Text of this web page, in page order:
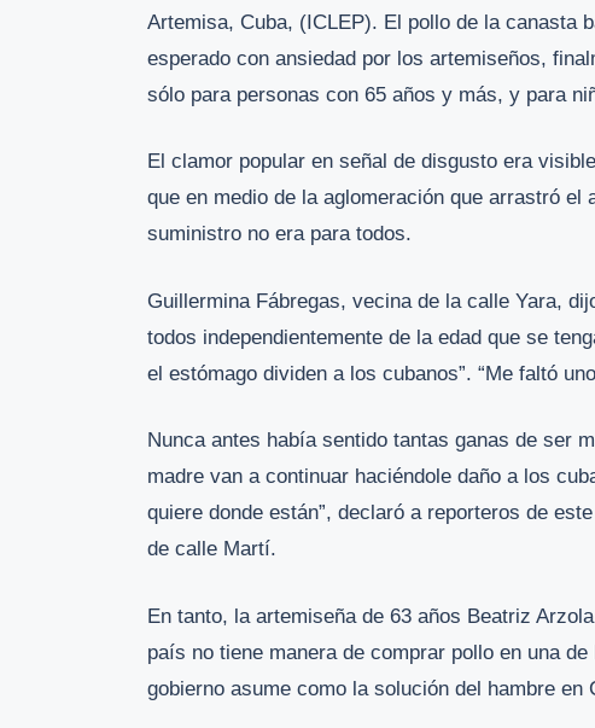
Artemisa, Cuba, (ICLEP). El pollo de la canasta
esperado con ansiedad por los artemiseños,
sólo para personas con 65 años y más, y para
El clamor popular en señal de disgusto era
que en medio de la aglomeración que arrastró
suministro no era para todos.
Guillermina Fábregas, vecina de la calle Yara,
todos independientemente de la edad que se
el estómago dividen a los cubanos”. “Me faltó
Nunca antes había sentido tantas ganas de ser
madre van a continuar haciéndole daño a los
quiere donde están”, declaró a reporteros de
de calle Martí.
En tanto, la artemiseña de 63 años Beatriz
país no tiene manera de comprar pollo en una
gobierno asume como la solución del hambre en